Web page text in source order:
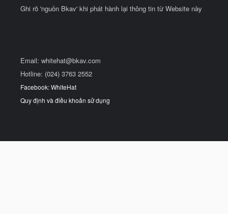
Ghi rõ 'nguồn Bkav' khi phát hành lại thông tin từ Website này
Email: whitehat@bkav.com
Hotline: (024) 3763 2552
Facebook: WhiteHat
Quy định và điều khoản sử dụng